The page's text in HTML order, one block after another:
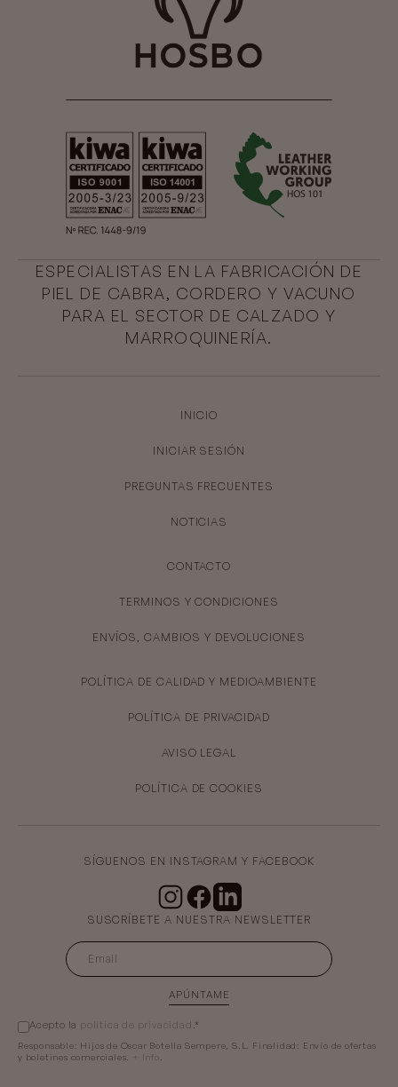
ESPECIALISTAS EN LA FABRICACIÓN DE
PIEL DE CABRA, CORDERO Y VACUNO
PARA EL SECTOR DE CALZADO Y
MARROQUINERÍA.
INICIO
INICIAR SESIÓN
PREGUNTAS FRECUENTES
NOTICIAS
CONTACTO
TERMINOS Y CONDICIONES
ENVÍOS, CAMBIOS Y DEVOLUCIONES
POLÍTICA DE CALIDAD Y MEDIOAMBIENTE
POLÍTICA DE PRIVACIDAD
AVISO LEGAL
POLÍTICA DE COOKIES
SÍGUENOS EN INSTAGRAM Y FACEBOOK
SUSCRÍBETE A NUESTRA NEWSLETTER
APÚNTAME
Acepto la política de privacidad .*
Responsable: Hijos de Oscar Botella Sempere, S.L. Finalidad: Envío de ofertas
y boletines comerciales.
+ Info